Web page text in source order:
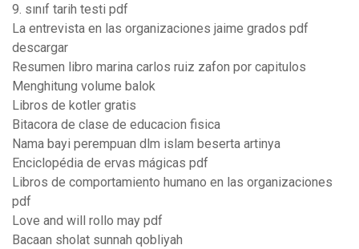
9. sınıf tarih testi pdf
La entrevista en las organizaciones jaime grados pdf
descargar
Resumen libro marina carlos ruiz zafon por capitulos
Menghitung volume balok
Libros de kotler gratis
Bitacora de clase de educacion fisica
Nama bayi perempuan dlm islam beserta artinya
Enciclopédia de ervas mágicas pdf
Libros de comportamiento humano en las organizaciones
pdf
Love and will rollo may pdf
Bacaan sholat sunnah qobliyah